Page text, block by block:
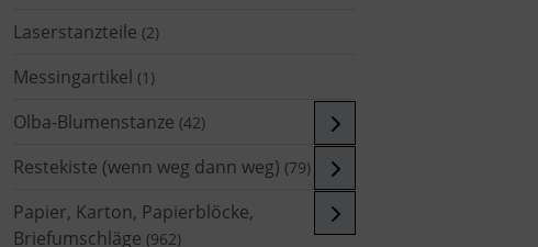
Laserstanzteile (2)
Messingartikel (1)
Olba-Blumenstanze (42)
Restekiste (wenn weg dann weg) (79)
Papier, Karton, Papierblöcke,
Briefumschläge (962)